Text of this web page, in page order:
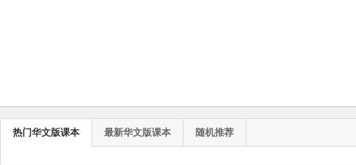
热门华文版课本 最新华文版课本 随机推荐